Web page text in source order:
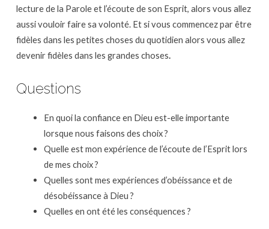
lecture de la Parole et l’écoute de son Esprit, alors vous allez
aussi vouloir faire sa volonté. Et si vous commencez par être
fidèles dans les petites choses du quotidien alors vous allez
devenir fidèles dans les grandes choses.
Questions
En quoi la confiance en Dieu est-elle importante
lorsque nous faisons des choix ?
Quelle est mon expérience de l’écoute de l’Esprit lors
de mes choix ?
Quelles sont mes expériences d’obéissance et de
désobéissance à Dieu ?
Quelles en ont été les conséquences ?